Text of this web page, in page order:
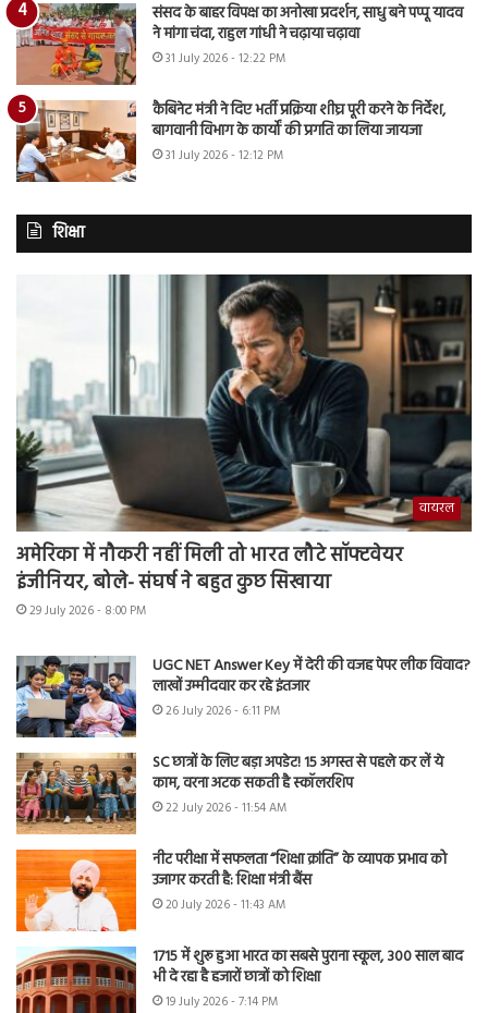
संसद के बाहर विपक्ष का अनोखा प्रदर्शन, साधु बने पप्पू यादव
ने मांगा चंदा, राहुल गांधी ने चढ़ाया चढ़ावा
31 July 2026 - 12:22 PM
कैबिनेट मंत्री ने दिए भर्ती प्रक्रिया शीघ्र पूरी करने के निर्देश,
बागवानी विभाग के कार्यों की प्रगति का लिया जायजा
31 July 2026 - 12:12 PM
शिक्षा
वायरल
अमेरिका में नौकरी नहीं मिली तो भारत लौटे सॉफ्टवेयर
इंजीनियर, बोले- संघर्ष ने बहुत कुछ सिखाया
29 July 2026 - 8:00 PM
UGC NET Answer Key में देरी की वजह पेपर लीक विवाद?
लाखों उम्मीदवार कर रहे इंतजार
26 July 2026 - 6:11 PM
SC छात्रों के लिए बड़ा अपडेट! 15 अगस्त से पहले कर लें ये
काम, वरना अटक सकती है स्कॉलरशिप
22 July 2026 - 11:54 AM
नीट परीक्षा में सफलता “शिक्षा क्रांति” के व्यापक प्रभाव को
उजागर करती है: शिक्षा मंत्री बैंस
20 July 2026 - 11:43 AM
1715 में शुरू हुआ भारत का सबसे पुराना स्कूल, 300 साल बाद
भी दे रहा है हजारों छात्रों को शिक्षा
19 July 2026 - 7:14 PM